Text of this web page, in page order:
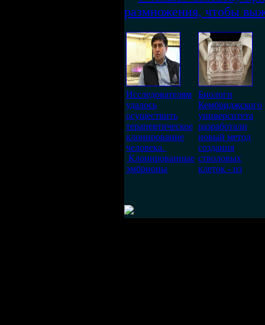
размножения, чтобы
Исследователям
удалось
осуществить
терапевтическое
клонирование
человека.
Клонированные
эмбрионы
Биологи
Кембриджского
университета
разработали
новый метод
создания
стволовых
клеток - из